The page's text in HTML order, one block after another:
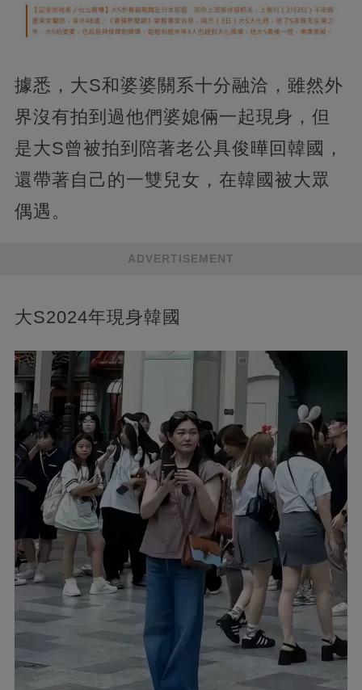
據悉，大S和婆婆關系十分融洽，雖然外
界沒有拍到過他們婆媳倆一起現身，但
是大S曾被拍到陪著老公具俊曄回韓國，
還帶著自己的一雙兒女，在韓國被大眾
偶遇。
ADVERTISEMENT
大S2024年現身韓國